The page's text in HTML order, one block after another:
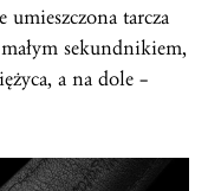
umieszczona tarcza
sekundnikiem,
a na dole –